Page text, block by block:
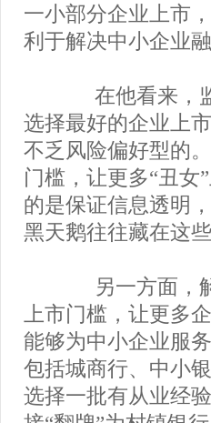
一小部分企业上市
利于解决中小企业融
在他看来，监
选择最好的企业上
不乏风险偏好型的
门槛，让更多“丑女
的是保证信息透明
黑天鹅往往藏在这些
另一方面，解
上市门槛，让更多
能够为中小企业服
包括城商行、中小
选择一批有从业经